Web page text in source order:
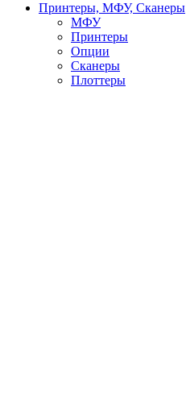
Принтеры, МФУ, Сканеры
МФУ
Принтеры
Опции
Сканеры
Плоттеры